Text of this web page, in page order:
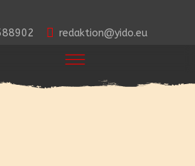
redaktion@yido.eu